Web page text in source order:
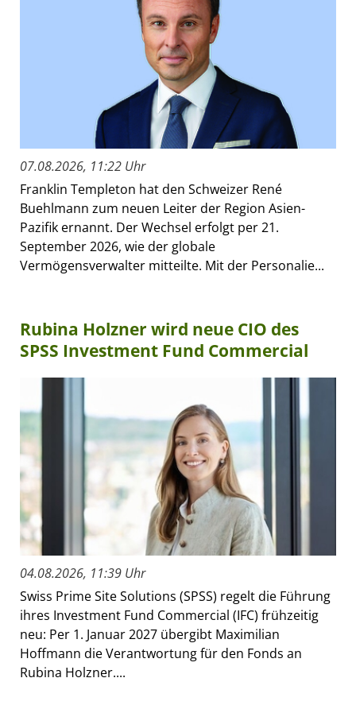
07.08.2026, 11:22 Uhr
Franklin Templeton hat den Schweizer René
Buehlmann zum neuen Leiter der Region Asien-
Pazifik ernannt. Der Wechsel erfolgt per 21.
September 2026, wie der globale
Vermögensverwalter mitteilte. Mit der Personalie...
Rubina Holzner wird neue CIO des
SPSS Investment Fund Commercial
04.08.2026, 11:39 Uhr
Swiss Prime Site Solutions (SPSS) regelt die Führung
ihres Investment Fund Commercial (IFC) frühzeitig
neu: Per 1. Januar 2027 übergibt Maximilian
Hoffmann die Verantwortung für den Fonds an
Rubina Holzner....